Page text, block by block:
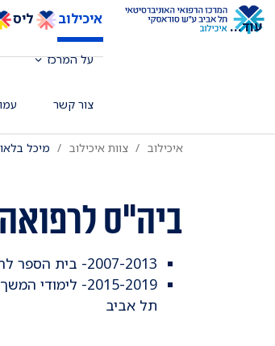
איכילוב ליס
על המרכז
צור קשר
עוד...
רופאה בכירה המרכז
איכילוב צוות איכילוב מיכל
ביה"ס לרפואה
2007-2013- בית הספר לרפואה של הדסה והאוניברסיטה העברית בירושלים
2015-2019-
תל אביב